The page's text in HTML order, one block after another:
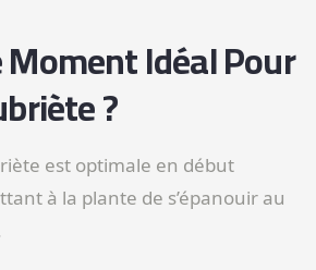
Moment Idéal Pour
?
est optimale en début
à la plante de s’épanouir au